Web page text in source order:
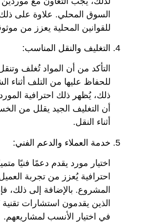
السوق المحلي. علاوة على
للقوانين المحلية يعزز من
التغليف والنقل المناسب:
التأكد من أن المواد تُغلف
للحفاظ عليها من التلف أثناء
ذلك، يُظهر ذلك احترافية
أن التغليف الجيد يقلل من
أثناء النقل.
خدمة العملاء والدعم الفني:
اختيار مورد يقدم دعمًا فنيًا
احترافية يُعزز من تجربة
المشروع. بالإضافة إلى ذلك،
الذين يقدمون استشارات
في اختيار الأنسب لمشاريعهم.